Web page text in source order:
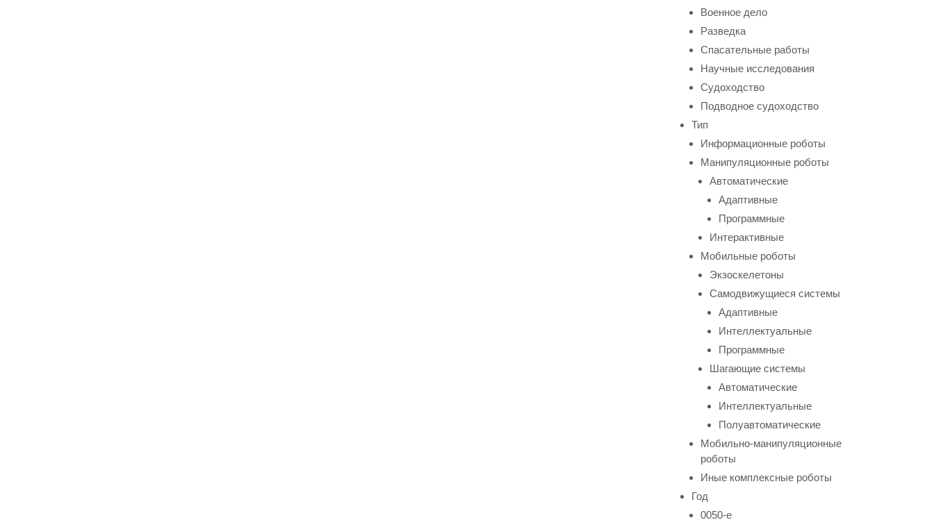
Военное дело
Разведка
Спасательные работы
Научные исследования
Судоходство
Подводное судоходство
Тип
Информационные роботы
Манипуляционные роботы
Автоматические
Адаптивные
Программные
Интерактивные
Мобильные роботы
Экзоскелетоны
Самодвижущиеся системы
Адаптивные
Интеллектуальные
Программные
Шагающие системы
Автоматические
Интеллектуальные
Полуавтоматические
Мобильно-манипуляционные
роботы
Иные комплексные роботы
Год
0050-е